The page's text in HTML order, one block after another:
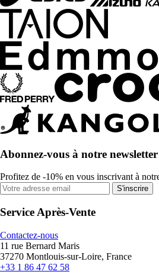
Abonnez-vous à notre newsletter
Profitez de -10% en vous inscrivant à
S'inscrire
Service Après-Vente
Contactez-nous
11 rue Bernard Maris
37270 Montlouis-sur-Loire, France
+33 1 86 47 62 58